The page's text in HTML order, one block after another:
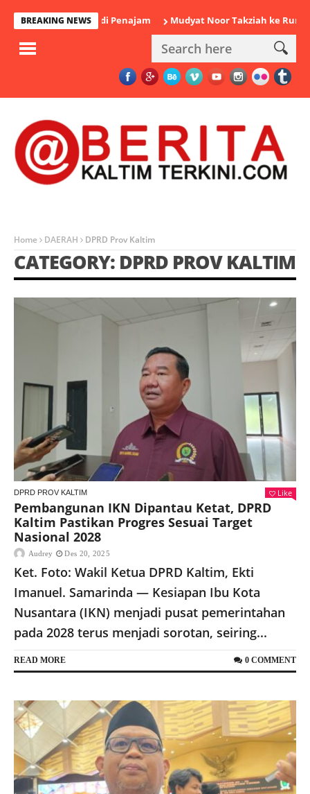
BREAKING NEWS
Polisi di Penajam Mudyat Noor Takziah ke Rumah Duka
Home DAERAH DPRD Prov Kaltim
CATEGORY: DPRD PROV KALTIM
DPRD PROV KALTIM Like
Pembangunan IKN Dipantau Ketat, DPRD
Kaltim Pastikan Progres Sesuai Target
Nasional 2028
Audrey Des 20, 2025
Ket. Foto: Wakil Ketua DPRD Kaltim, Ekti
Imanuel. Samarinda — Kesiapan Ibu Kota
Nusantara (IKN) menjadi pusat pemerintahan
pada 2028 terus menjadi sorotan, seiring...
READ MORE 0 COMMENT